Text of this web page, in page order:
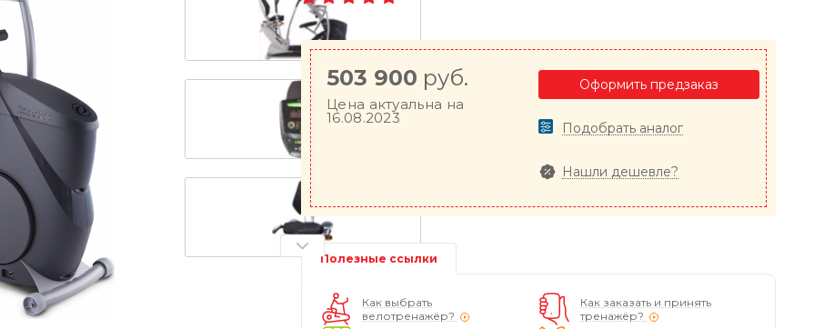
503 900 руб.
Цена актуальна на
16.08.2023
Оформить предзаказ
Подобрать аналог
Нашли дешевле?
Полезные ссылки
Как выбрать
велотренажёр?
Как заказать и принять
тренажёр?